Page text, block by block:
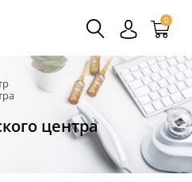
0
центра